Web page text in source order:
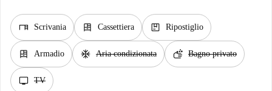
desk Scrivania dresser Cassettiera package Ripostiglio
dresser Armadio ac_unit Aria condizionata soap Bagno privato
tv TV